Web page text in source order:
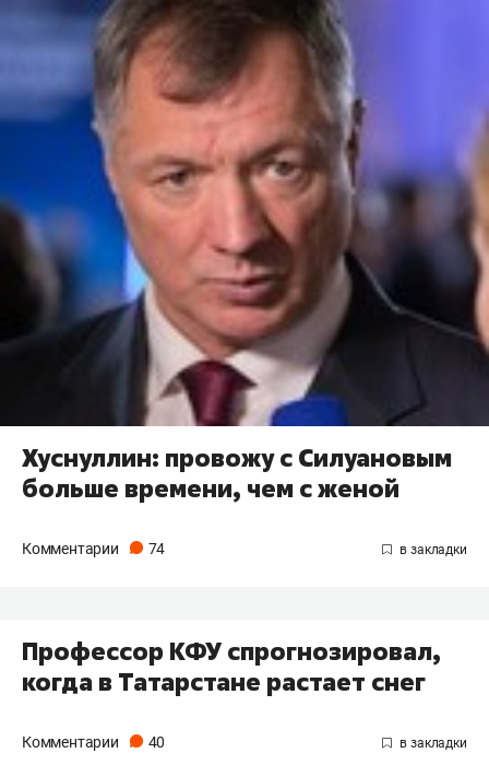
Хуснуллин: провожу с Силуановым
больше времени, чем с женой
Комментарии 74
Профессор КФУ спрогнозировал,
когда в Татарстане растает снег
Комментарии 40